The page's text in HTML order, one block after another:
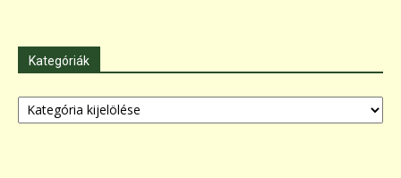
Kategóriák
Kategóriák